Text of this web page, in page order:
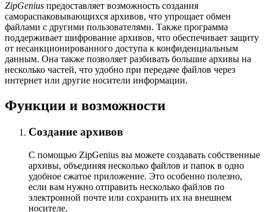
ZipGenius предоставляет возможность создания
самораспаковывающихся архивов, что упрощает обмен
файлами с другими пользователями. Также программа
поддерживает шифрование архивов, что обеспечивает защиту
от несанкционированного доступа к конфиденциальным
данным. Она также позволяет разбивать большие архивы на
несколько частей, что удобно при передаче файлов через
интернет или другие носители информации.
Функции и возможности
Создание архивов
С помощью ZipGenius вы можете создавать собственные
архивы, объединяя несколько файлов и папок в одно
удобное сжатое приложение. Это особенно полезно,
если вам нужно отправить несколько файлов по
электронной почте или сохранить их на внешнем
носителе.